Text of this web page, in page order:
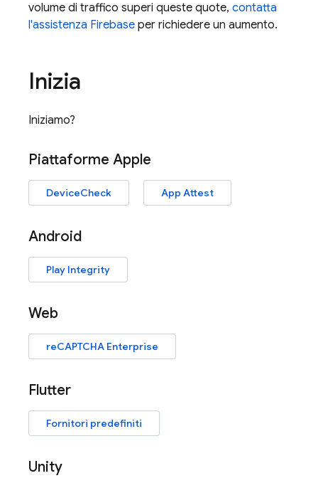
volume di traffico superi queste quote, contatta
l'assistenza Firebase per richiedere un aumento.
Inizia
Iniziamo?
Piattaforme Apple
DeviceCheck App Attest
Android
Play Integrity
Web
reCAPTCHA Enterprise
Flutter
Fornitori predefiniti
Unity